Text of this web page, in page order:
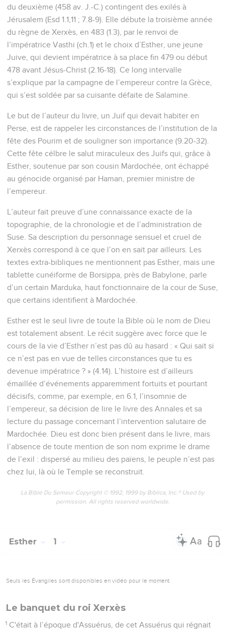
du deuxième (458 av. J.-C.) contingent des exilés à
Jérusalem (Esd 1.1,11 ; 7.8-9). Elle débute la troisième année
du règne de Xerxès, en 483 (1.3), par le renvoi de
l’impératrice Vasthi (ch.1) et le choix d’Esther, une jeune
Juive, qui devient impératrice à sa place fin 479 ou début
478 avant Jésus-Christ (2.16-18). Ce long intervalle
s’explique par la campagne de l’empereur contre la Grèce,
qui s’est soldée par sa cuisante défaite de Salamine.
Le but de l’auteur du livre, un Juif qui devait habiter en
Perse, est de rappeler les circonstances de l’institution de la
fête des Pourim et de souligner son importance (9.20-32).
Cette fête célbre le salut miraculeux des Juifs qui, grâce à
Esther, soutenue par son cousin Mardochée, ont échappé
au génocide organisé par Haman, premier ministre de
l’empereur.
L’auteur fait preuve d’une connaissance exacte de la
topographie, de la chronologie et de l’administration de
Suse. Sa description du personnage sensuel et cruel de
Xerxès correspond à ce que l’on en sait par ailleurs. Les
textes extra-bibliques ne mentionnent pas Esther, mais une
tablette cunéiforme de Borsippa, près de Babylone, parle
d’un certain Marduka, haut fonctionnaire de la cour de Suse,
que certains identifient à Mardochée.
Esther est le seul livre de toute la Bible où le nom de Dieu
est totalement absent. Le récit suggère avec force que le
cours de la vie d’Esther n’est pas dû au hasard : « Qui sait si
ce n’est pas en vue de telles circonstances que tu es
devenue impératrice ? » (4.14). L’histoire est d’ailleurs
émaillée d’événements apparemment fortuits et pourtant
décisifs, comme, par exemple, en 6.1, l’insomnie de
l’empereur, sa décision de lire le livre des Annales et sa
lecture du passage concernant l’intervention salutaire de
Mardochée. Dieu est donc bien présent dans le livre, mais
l’absence de toute mention de son nom exprime le drame
de l’exil : dispersé au milieu des païens, le peuple n’est pas
chez lui, là où le Temple se reconstruit.
La Bible Du Semeur Copyright © 1992, 1999 by Biblica, Inc.® Used by
permission. All rights reserved worldwide.
Esther 1
Seuls les Évangiles sont disponibles en vidéo pour le moment.
Le banquet du roi Xerxès
1 C'était à l’époque d'Assuérus, de cet Assuérus qui régnait